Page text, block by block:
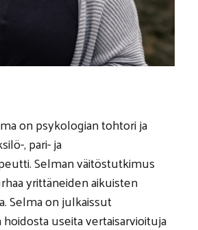
on psykologian tohtori ja
, pari- ja
Selman väitöstutkimus
yrittäneiden aikuisten
Selma on julkaissut
useita vertaisarvioituja